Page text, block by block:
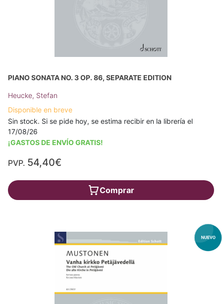
PIANO SONATA NO. 3 OP. 86, SEPARATE EDITION
Heucke, Stefan
Disponible en breve
Sin stock. Si se pide hoy, se estima recibir en la librería el
17/08/26
¡GASTOS DE ENVÍO GRATIS!
PVP. 54,40€
Comprar